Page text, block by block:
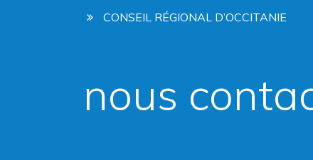
CONSEIL RÉGIONAL D’OCCITANIE
nous